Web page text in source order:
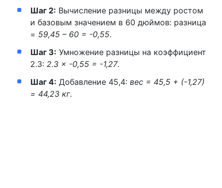
Шаг 2: Вычисление разницы между ростом
и базовым значением в 60 дюймов: разница
= 59,45 – 60 = -0,55.
Шаг 3: Умножение разницы на коэффициент
2.3: 2.3 × -0,55 = -1,27.
Шаг 4: Добавление 45,4: вес = 45,5 + (-1,27)
= 44,23 кг.